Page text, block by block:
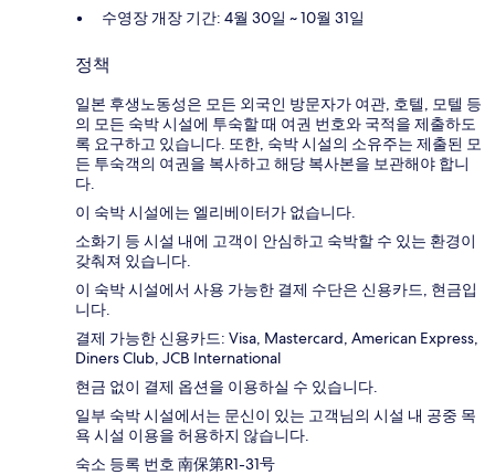
수영장 개장 기간: 4월 30일 ~ 10월 31일
정책
일본 후생노동성은 모든 외국인 방문자가 여관, 호텔, 모텔 등
의 모든 숙박 시설에 투숙할 때 여권 번호와 국적을 제출하도
록 요구하고 있습니다. 또한, 숙박 시설의 소유주는 제출된 모
든 투숙객의 여권을 복사하고 해당 복사본을 보관해야 합니
다.
이 숙박 시설에는 엘리베이터가 없습니다.
소화기 등 시설 내에 고객이 안심하고 숙박할 수 있는 환경이
갖춰져 있습니다.
이 숙박 시설에서 사용 가능한 결제 수단은 신용카드, 현금입
니다.
결제 가능한 신용카드: Visa, Mastercard, American Express,
Diners Club, JCB International
현금 없이 결제 옵션을 이용하실 수 있습니다.
일부 숙박 시설에서는 문신이 있는 고객님의 시설 내 공중 목
욕 시설 이용을 허용하지 않습니다.
숙소 등록 번호 南保第R1-31号